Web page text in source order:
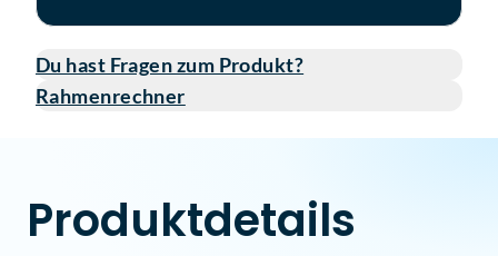
Du hast Fragen zum Produkt?
Rahmenrechner
Produktdetails